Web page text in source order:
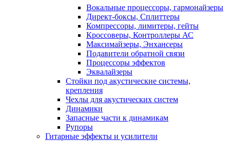
Вокальные процессоры, гармонайзеры
Директ-боксы, Сплиттеры
Компрессоры, лимитеры, гейты
Кроссоверы, Контроллеры АС
Максимайзеры, Энхансеры
Подавители обратной связи
Процессоры эффектов
Эквалайзеры
Стойки под акустические системы,
крепления
Чехлы для акустических систем
Динамики
Запасные части к динамикам
Рупоры
Гитарные эффекты и усилители